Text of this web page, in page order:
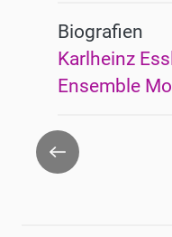
Biografien
Karlheinz Essl
Ensemble
Zurück